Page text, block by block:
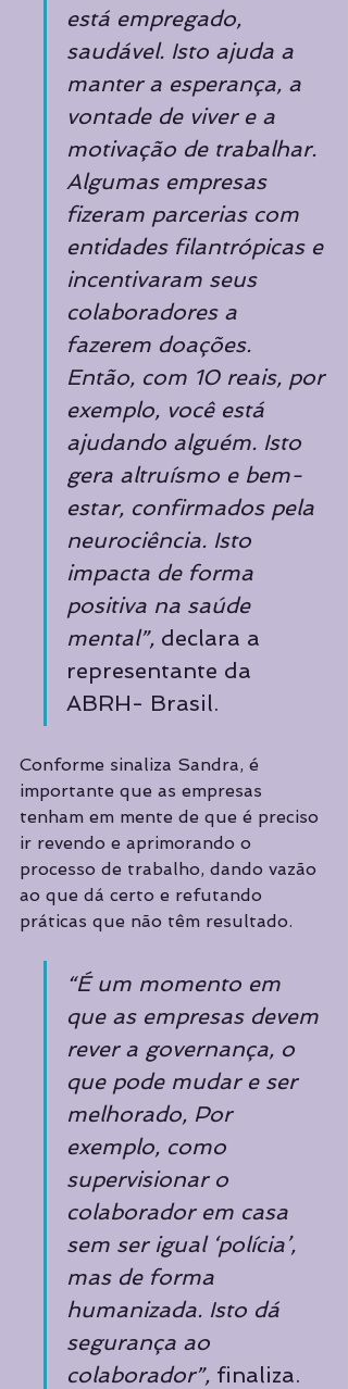
está empregado,
saudável. Isto ajuda a
manter a esperança, a
vontade de viver e a
motivação de trabalhar.
Algumas empresas
fizeram parcerias com
entidades filantrópicas e
incentivaram seus
colaboradores a
fazerem doações.
Então, com 10 reais, por
exemplo, você está
ajudando alguém. Isto
gera altruísmo e bem-
estar, confirmados pela
neurociência. Isto
impacta de forma
positiva na saúde
mental”, declara a
representante da
ABRH- Brasil.
Conforme sinaliza Sandra, é
importante que as empresas
tenham em mente de que é preciso
ir revendo e aprimorando o
processo de trabalho, dando vazão
ao que dá certo e refutando
práticas que não têm resultado.
“É um momento em
que as empresas devem
rever a governança, o
que pode mudar e ser
melhorado, Por
exemplo, como
supervisionar o
colaborador em casa
sem ser igual ‘polícia’,
mas de forma
humanizada. Isto dá
segurança ao
colaborador”, finaliza.